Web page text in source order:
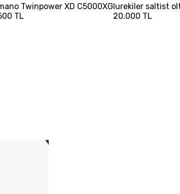
Twinpower XD C5000XG
TL
lurekiler saltist
20.000 TL